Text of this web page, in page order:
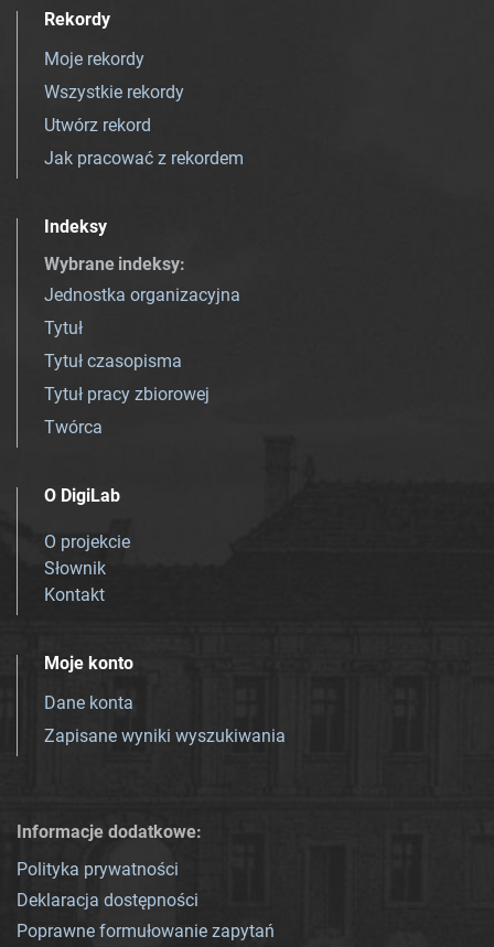
Rekordy
Moje rekordy
Wszystkie rekordy
Utwórz rekord
Jak pracować z rekordem
Indeksy
Wybrane indeksy:
Jednostka organizacyjna
Tytuł
Tytuł czasopisma
Tytuł pracy zbiorowej
Twórca
O DigiLab
O projekcie
Słownik
Kontakt
Moje konto
Dane konta
Zapisane wyniki wyszukiwania
Informacje dodatkowe:
Polityka prywatności
Deklaracja dostępności
Poprawne formułowanie zapytań